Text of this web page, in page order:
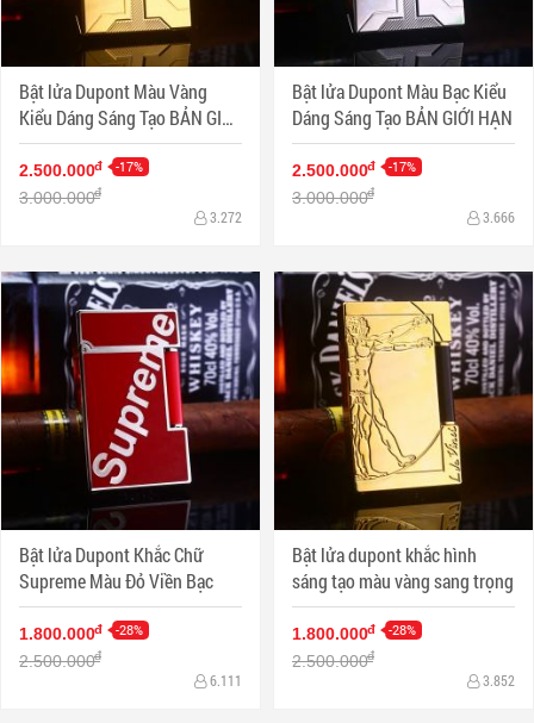
Bật lửa Dupont Màu Vàng
Kiểu Dáng Sáng Tạo BẢN GIỚI
HẠN
2.500.000đ -17%
3.000.000đ
3.272
Bật lửa Dupont Màu Bạc Kiểu
Dáng Sáng Tạo BẢN GIỚI HẠN
2.500.000đ -17%
3.000.000đ
3.666
Bật lửa Dupont Khắc Chữ
Supreme Màu Đỏ Viền Bạc
1.800.000đ -28%
2.500.000đ
6.111
Bật lửa dupont khắc hình
sáng tạo màu vàng sang trọng
1.800.000đ -28%
2.500.000đ
3.852